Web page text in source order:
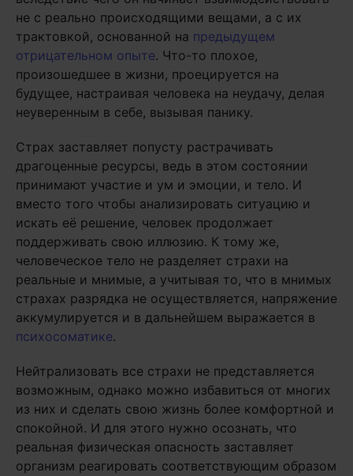
не с реально происходящими вещами, а с их
трактовкой, основанной на предыдущем
отрицательном опыте. Что-то плохое,
произошедшее в жизни, проецируется на
будущее, настраивая человека на неудачу, делая
неуверенным в себе, вызывая панику.
Страх заставляет попусту растрачивать
драгоценные ресурсы, ведь в этом состоянии
принимают участие и ум и эмоции, и тело. И
вместо того чтобы анализировать ситуацию и
искать её решение, человек продолжает
поддерживать свою иллюзию. К тому же,
человеческое тело не разделяет страхи на
реальные и мнимые, а учитывая то, что в мнимых
страхах разрядка не осуществляется, напряжение
аккумулируется и в дальнейшем выражается в
психосоматике.
Нейтрализовать все страхи не представляется
возможным, однако можно избавиться от многих
из них и сделать свою жизнь более комфортной и
спокойной. И для этого нужно осознать, что
реальная физическая опасность заставляет
организм реагировать соответствующим образом